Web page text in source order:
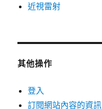
近視雷射
其他操作
登入
訂閱網站內容的資